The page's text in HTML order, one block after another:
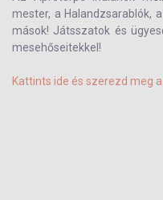
mester, a Halandzsarablók,
mások! Játsszatok és
mesehőseitekkel!
Kattints ide és szerezd meg